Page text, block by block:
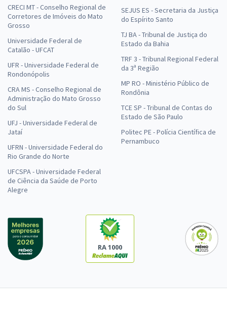
CRECI MT - Conselho Regional de
Corretores de Imóveis do Mato
Grosso
Universidade Federal de
Catalão - UFCAT
UFR - Universidade Federal de
Rondonópolis
CRA MS - Conselho Regional de
Administração do Mato Grosso
do Sul
UFJ - Universidade Federal de
Jataí
UFRN - Universidade Federal do
Rio Grande do Norte
UFCSPA - Universidade Federal
de Ciência da Saúde de Porto
Alegre
SEJUS ES - Secretaria da Justiça
do Espírito Santo
TJ BA - Tribunal de Justiça do
Estado da Bahia
TRF 3 - Tribunal Regional Federal
da 3ª Região
MP RO - Ministério Público de
Rondônia
TCE SP - Tribunal de Contas do
Estado de São Paulo
Politec PE - Polícia Científica de
Pernambuco
RA 1000